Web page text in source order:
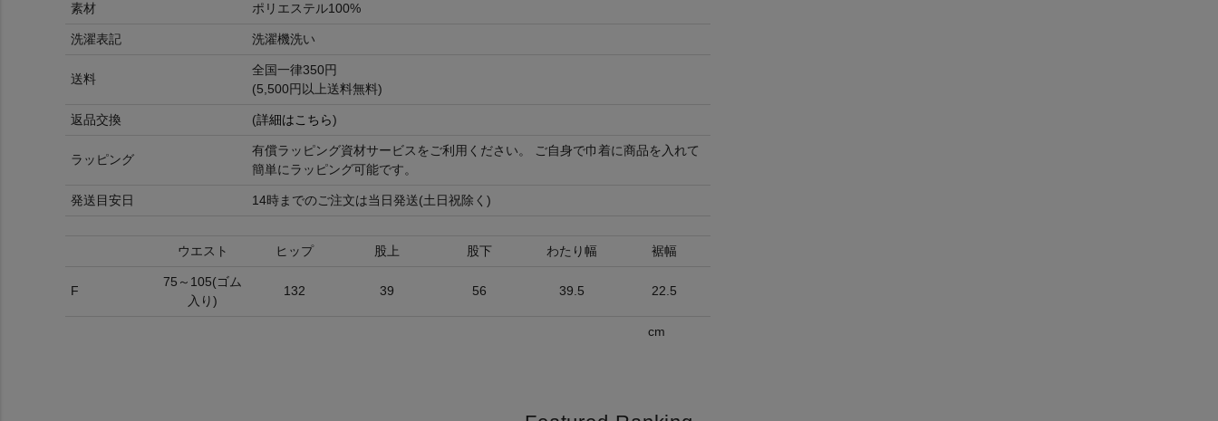
素材 ポリエステル100%
洗濯表記 洗濯機洗い
送料
全国一律350円
(5,500円以上送料無料)
返品交換 (詳細はこちら)
ラッピング
有償ラッピング資材サービスをご利用ください。 ご自身で巾着に商品を入れて
簡単にラッピング可能です。
発送目安日 14時までのご注文は当日発送(土日祝除く)
ウエスト ヒップ 股上 股下 わたり幅 裾幅
F
75～105(ゴム
入り)
132 39 56 39.5 22.5
cm